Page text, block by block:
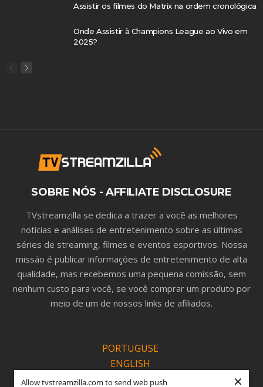
Allow tvstreamzilla.com to send web push ×
Assistir os filmes do Matrix na ordem cronológica
Onde Assistir à Champions League ao Vivo em
2025?
SOBRE NÓS - AFFILIATE DISCLOSURE
TVstreamzilla se dedica a trazer a você as melhores
notícias e análises de entretenimento sobre as últimas
séries de streaming, filmes e eventos esportivos. Nossa
missão é publicar informações de entretenimento de alta
qualidade, mas recebemos uma pequena comissão, sem
nenhum custo para você, se você comprar um produto por
meio de um de nossos links de afiliados.
PORTUGUSE
ENGLISH
ESPANOL